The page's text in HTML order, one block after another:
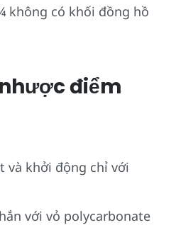
không có khối đồng hồ
điểm
và khởi động chỉ với
với vỏ polycarbonate